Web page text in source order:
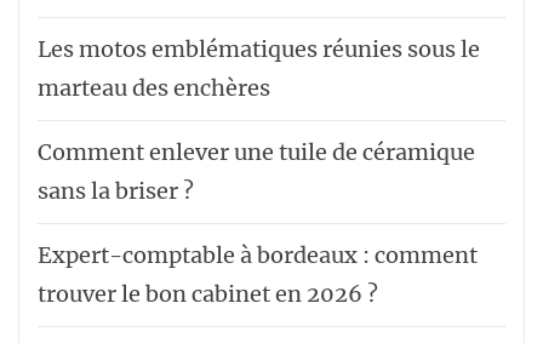
Les motos emblématiques réunies sous le
marteau des enchères
Comment enlever une tuile de céramique
sans la briser ?
Expert-comptable à bordeaux : comment
trouver le bon cabinet en 2026 ?